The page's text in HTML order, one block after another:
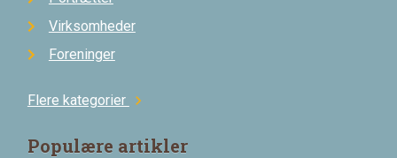
Virksomheder
Foreninger
Flere kategorier chevron_right
Populære artikler